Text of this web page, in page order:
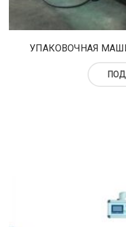
УПАКОВОЧНАЯ